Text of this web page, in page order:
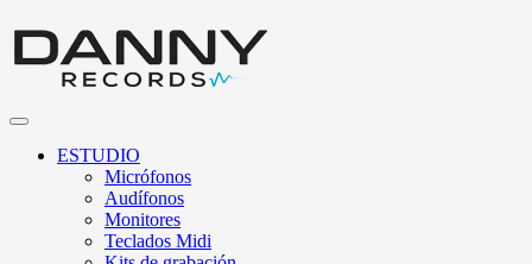
ESTUDIO
Micrófonos
Audífonos
Monitores
Teclados Midi